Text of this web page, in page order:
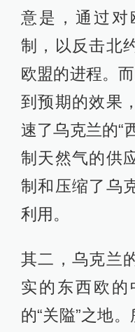
意是，通过对
制，以反击北
欧盟的进程。
到预期的效果
速了乌克兰的“
制天然气的供
制和压缩了乌
利用。
其二，乌克兰
实的东西欧
的“关隘”之地